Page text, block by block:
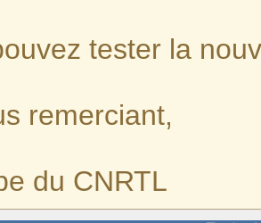
tester la
remerciant,
du CNRTL